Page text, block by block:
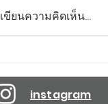
เขียนความคิดเห็น…
instagram